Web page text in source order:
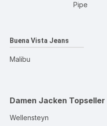
Pipe
Buena Vista Jeans
Malibu
Damen Jacken Topseller
Wellensteyn